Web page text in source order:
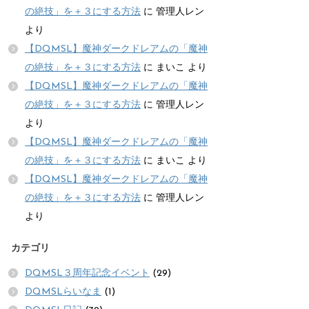
の絶技」を＋３にする方法 に 管理人レン
より
【DQMSL】魔神ダークドレアムの「魔神
の絶技」を＋３にする方法 に まいこ より
【DQMSL】魔神ダークドレアムの「魔神
の絶技」を＋３にする方法 に 管理人レン
より
【DQMSL】魔神ダークドレアムの「魔神
の絶技」を＋３にする方法 に まいこ より
【DQMSL】魔神ダークドレアムの「魔神
の絶技」を＋３にする方法 に 管理人レン
より
カテゴリ
DQMSL３周年記念イベント (29)
DQMSLらいなま (1)